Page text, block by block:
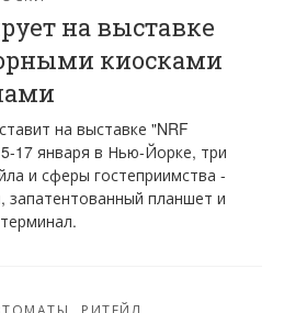
на выставке
киосками
на выставке "NRF
17 января в Нью-Йорке, три
и сферы гостеприимства -
запатентованный планшет и
РИТЕЙЛ